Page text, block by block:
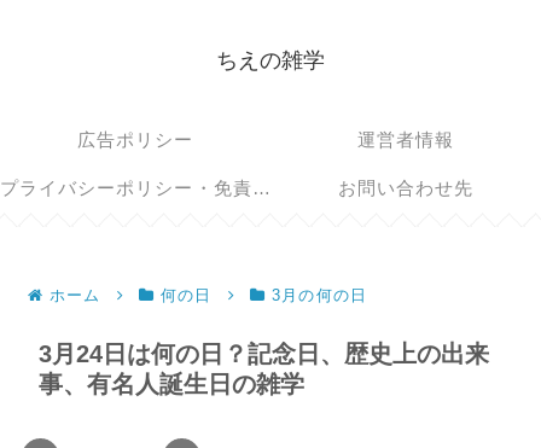
ちえの雑学
広告ポリシー 運営者情報
プライバシーポリシー・免責事項 お問い合わせ先
ホーム 何の日 3月の何の日
3月24日は何の日？記念日、歴史上の出来
事、有名人誕生日の雑学